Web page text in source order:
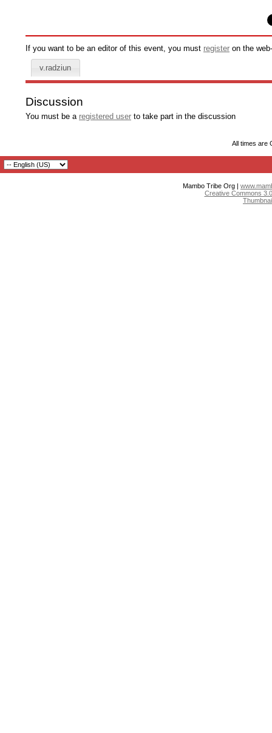
If you want to be an editor of this event, you must register on the
v.radziun
Discussion
You must be a registered user to take part in the discussion
All times are
Mambo Tribe Org |
Creative Commons